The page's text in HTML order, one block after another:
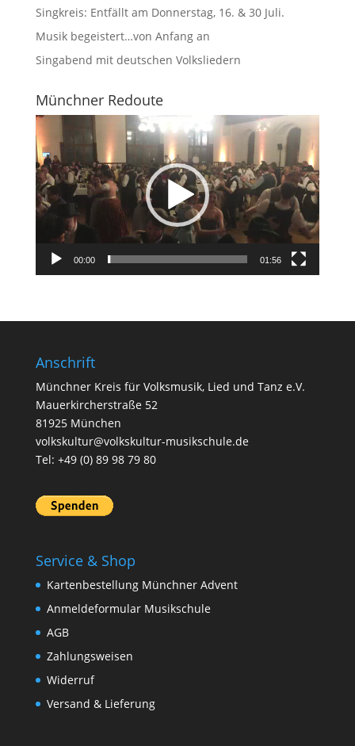
Singkreis: Entfällt am Donnerstag, 16. & 30 Juli.
Musik begeistert…von Anfang an
Singabend mit deutschen Volksliedern
Münchner Redoute
Video-
Player
00:00 01:56
Anschrift
Münchner Kreis für Volksmusik, Lied und Tanz e.V.
Mauerkircherstraße 52
81925 München
volkskultur@volkskultur-musikschule.de
Tel: +49 (0) 89 98 79 80
Service & Shop
Kartenbestellung Münchner Advent
Anmeldeformular Musikschule
AGB
Zahlungsweisen
Widerruf
Versand & Lieferung